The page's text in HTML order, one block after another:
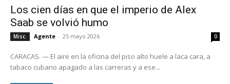
Los cien días en que el imperio de Alex
Saab se volvió humo
Misc. Agente - 25 mayo 2026 0
CARACAS. — El aire en la oficina del piso alto huele a laca cara, a
tabaco cubano apagado a las carreras y a ese...